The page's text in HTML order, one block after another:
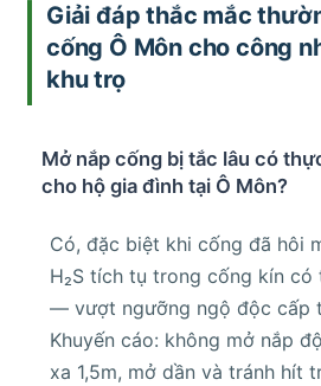
Giải đáp thắc mắc
cống Ô Môn cho công
khu trọ
Mở nắp cống bị tắc lâu có
cho hộ gia đình tại Ô Môn?
Có, đặc biệt khi cống đã hôi
H₂S tích tụ trong cống kín
— vượt ngưỡng ngộ độc cấp
Khuyến cáo: không mở nắp
xa 1,5m, mở dần và tránh hít